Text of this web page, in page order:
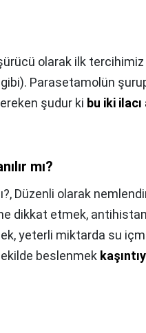
olarak ilk tercihimiz
Parasetamolün
şudur ki bu iki ilacı
mı?
Düzenli olarak
dikkat etmek,
yeterli miktarda su
beslenmek